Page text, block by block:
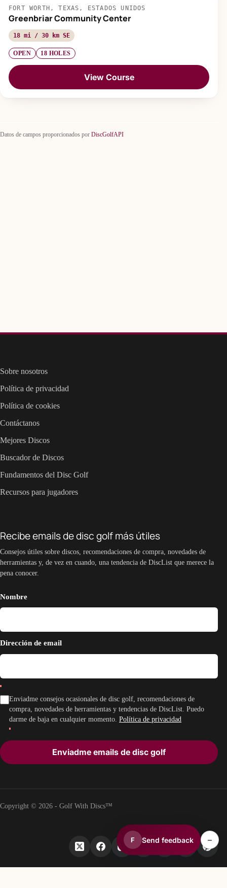
FORT WORTH, TEXAS, ESTADOS UNIDOS
Greenbriar Community Center
18 mi / 30 km SE
OPEN 18 HOLES
View Course
Datos de campos proporcionados por DiscGolfAPI
Sobre nosotros
Política de privacidad
Política de cookies
Contáctanos
Mejores Discos
Buscador de Discos
Fundamentos del Disc Golf
Recursos para jugadores
Recibe emails de disc golf más útiles
Consejos útiles sobre discos, recomendaciones de compra, novedades de
herramientas y, de vez en cuando, una tendencia de DiscList que merece la
pena conocer.
Nombre
Dirección de email
Enviadme consejos ocasionales de disc golf, recomendaciones de
compra, novedades de herramientas y tendencias de DiscList. Puedo
darme de baja en cualquier momento. Política de privacidad
Enviadme emails de disc golf
Copyright © 2026 - Golf With Discs™
F Send feedback –